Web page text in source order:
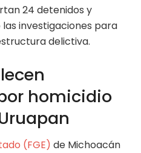
24 detenidos y
investigaciones para
delictiva.
homicidio
(FGE) de Michoacán